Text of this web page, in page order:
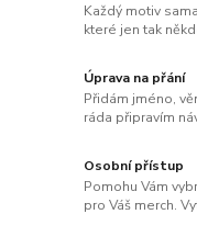
Každý motiv
které jen tak
Úprava na přání
Přidám jméno,
ráda připravím
Osobní přístup
Pomohu Vám
pro Váš merch.